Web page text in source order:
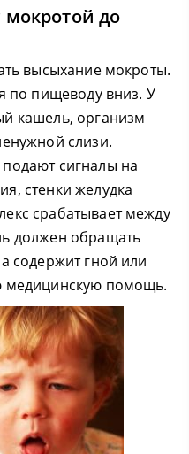
до
высыхание мокроты.
по пищеводу вниз. У
кашель, организм
слизи.
сигналы на
стенки желудка
срабатывает между
должен обращать
содержит гной или
медицинскую помощь.